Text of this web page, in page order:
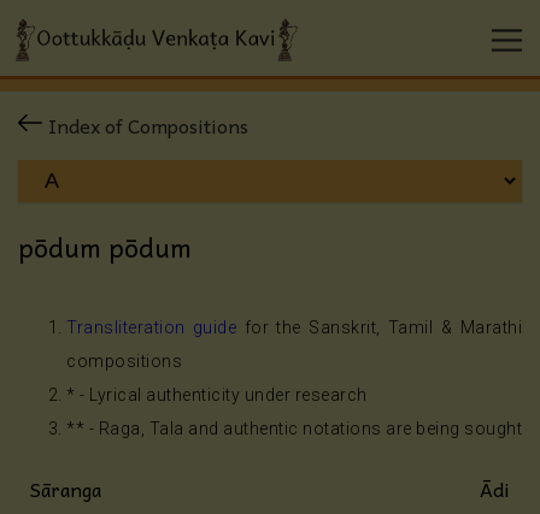
Index of Compositions
pōdum pōdum
Transliteration guide for the Sanskrit, Tamil & Marathi
compositions
* - Lyrical authenticity under research
** - Raga, Tala and authentic notations are being sought
Sāranga Ādi